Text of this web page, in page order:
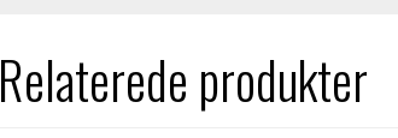
Relaterede produkter